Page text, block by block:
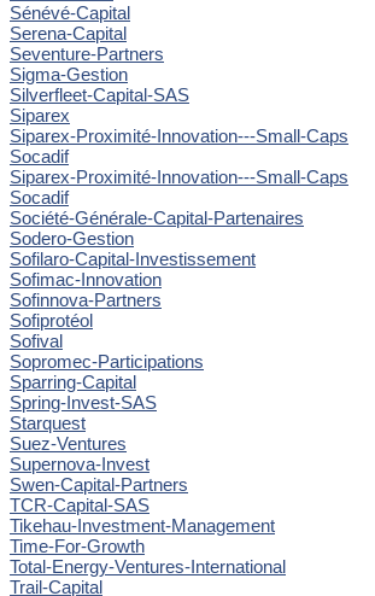
Sénévé-Capital
Serena-Capital
Seventure-Partners
Sigma-Gestion
Silverfleet-Capital-SAS
Siparex
Siparex-Proximité-Innovation---Small-Caps
Socadif
Siparex-Proximité-Innovation---Small-Caps
Socadif
Société-Générale-Capital-Partenaires
Sodero-Gestion
Sofilaro-Capital-Investissement
Sofimac-Innovation
Sofinnova-Partners
Sofiprotéol
Sofival
Sopromec-Participations
Sparring-Capital
Spring-Invest-SAS
Starquest
Suez-Ventures
Supernova-Invest
Swen-Capital-Partners
TCR-Capital-SAS
Tikehau-Investment-Management
Time-For-Growth
Total-Energy-Ventures-International
Trail-Capital